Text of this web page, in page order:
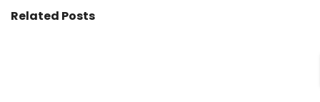
Related Posts